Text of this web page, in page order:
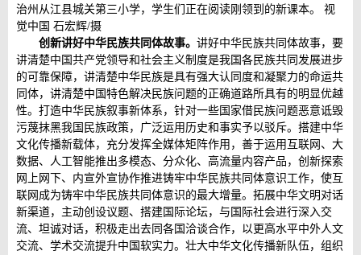
治州从江县城关第三小学，学生们正在阅读刚领到的新课本。 视
觉中国 石宏辉/摄
创新讲好中华民族共同体故事。 讲好中华民族共同体故事，要
讲清楚中国共产党领导和社会主义制度是我国各民族共同发展进步
的可靠保障，讲清楚中华民族是具有强大认同度和凝聚力的命运共
同体，讲清楚中国特色解决民族问题的正确道路所具有的明显优越
性。打造中华民族叙事新体系，针对一些国家借民族问题恶意诋毁
污蔑抹黑我国民族政策，广泛运用历史和事实予以驳斥。搭建中华
文化传播新载体，充分发挥全媒体矩阵作用，善于运用互联网、大
数据、人工智能推出多模态、分众化、高流量内容产品，创新探索
网上网下、内宣外宣协作推进铸牢中华民族共同体意识工作，使互
联网成为铸牢中华民族共同体意识的最大增量。拓展中华文明对话
新渠道，主动创设议题、搭建国际论坛，与国际社会进行深入交
流、坦诚对话，积极走出去同各国洽谈合作，以更高水平中外人文
交流、学术交流提升中国软实力。壮大中华文化传播新队伍，组织